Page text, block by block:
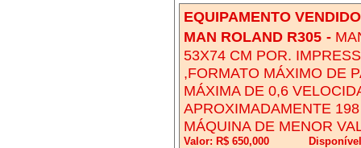
EQUIPAMENTO
MAN ROLAND R305 -
53X74 CM POR.
,FORMATO MÁXIMO DE
MÁXIMA DE 0,6
APROXIMADAMENTE
MÁQUINA DE MENOR
Valor: R$ 650,000